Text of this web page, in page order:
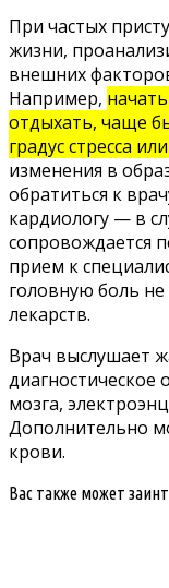
При частых
жизни,
внешних
Например,
отдыхать, чаще
градус стресса
изменения в
обратиться к
кардиологу — в
сопровождается
прием к
головную боль
лекарств.
Врач выслушает
диагностическое
мозга,
Дополнительно
крови.
Вас также может